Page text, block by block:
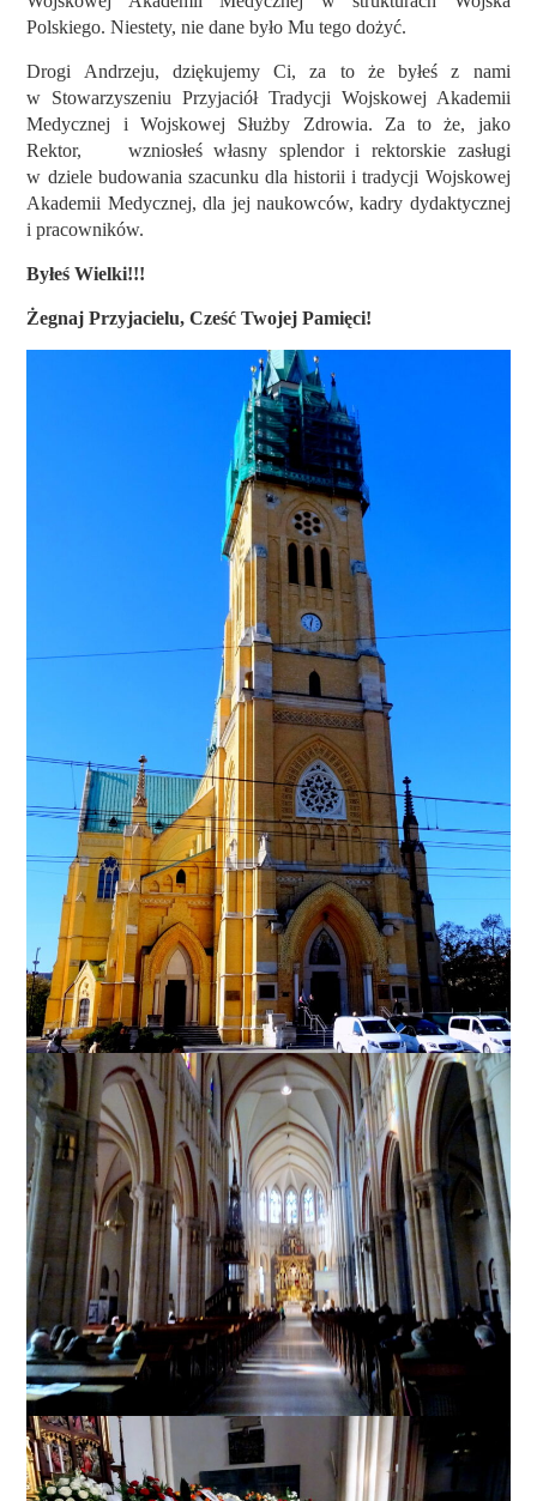
Polskiego. Niestety, nie dane było Mu tego dożyć.
Drogi Andrzeju, dziękujemy Ci, za to że byłeś z nami
w StowarzyszeniuPrzyjaciół Tradycji Wojskowej Akademii
Medycznej i Wojskowej Służby Zdrowia. Za to że, jako
Rektor, wzniosłeś własny splendor i rektorskie zasługi
w dziele budowania szacunku dla historii i tradycji Wojskowej
Akademii Medycznej, dla jej naukowców, kadry dydaktycznej
i pracowników.
Byłeś Wielki!!!
ŻegnajPrzyjacielu, Cześć Twojej Pamięci!